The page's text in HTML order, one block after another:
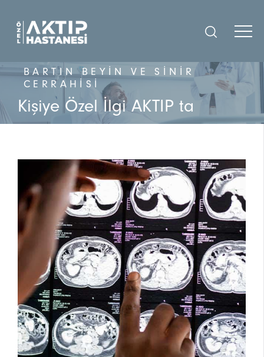
BARTIN BEYIN VE SINIR
CERRAHISI
Kişiye Özel İlgi AKTIP ta